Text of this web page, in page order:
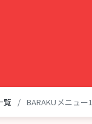
覧 BARAKUメニュー